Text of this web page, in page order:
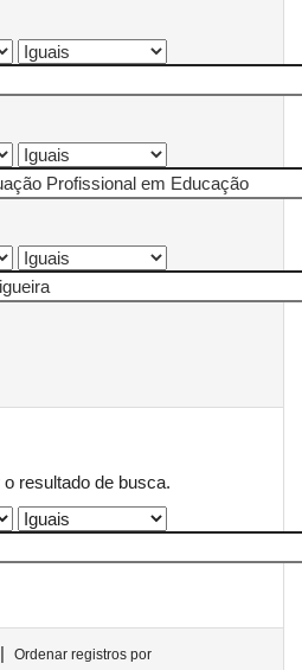
resultado de busca.
|
Ordenar registros por